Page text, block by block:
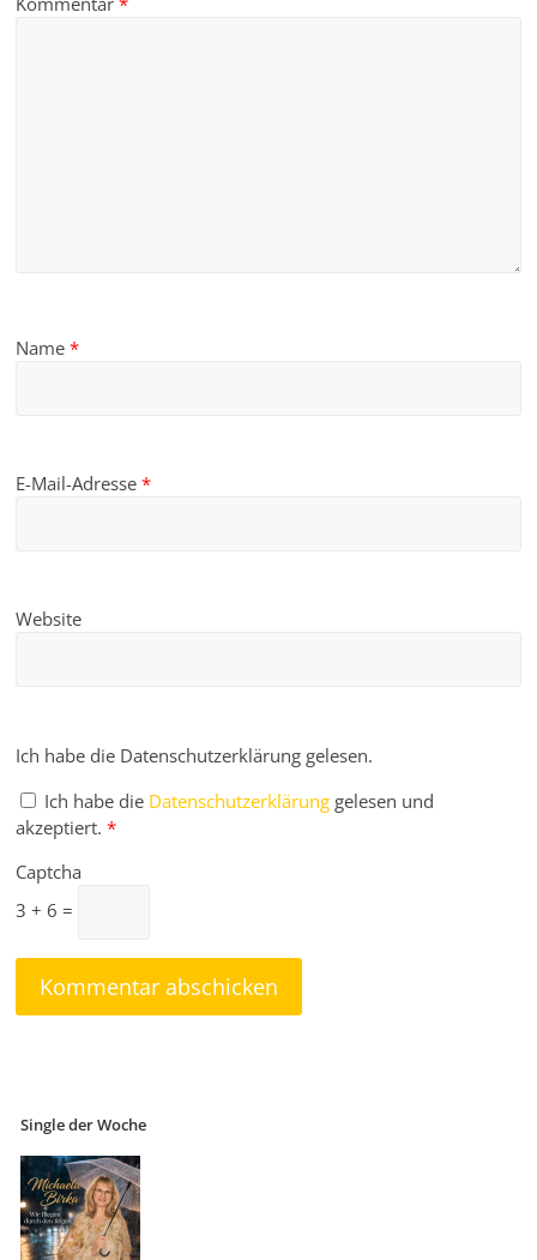
Name*
E-Mail-Adresse*
Website
Ich habe die Datenschutzerklärung gelesen.
Ich habe die Datenschutzerklärung gelesen und
akzeptiert. *
Captcha
3 + 6 =
Single der Woche